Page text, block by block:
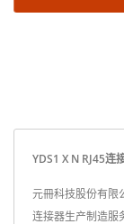
YDS1 X N RJ45连
元冊科技股份有限
连接器生产制造服